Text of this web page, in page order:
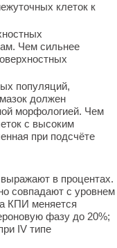
клеток к
Чем сильнее
популяций,
должен
морфологией. Чем
с высоким
при подсчёте
в процентах.
совпадают с уровнем
КПИ меняется
фазу до 20%;
IV типе